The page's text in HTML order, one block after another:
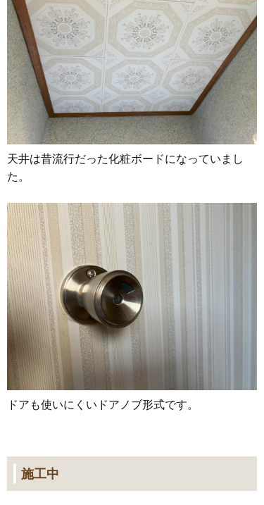
天井は昔流行だった化粧ボードになっていまし
た。
ドアも使いにくいドアノブ形式です。
施工中